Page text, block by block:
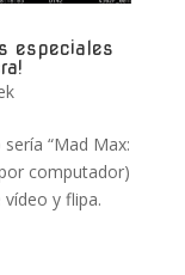
especiales
“Mad Max:
computador)
y flipa.